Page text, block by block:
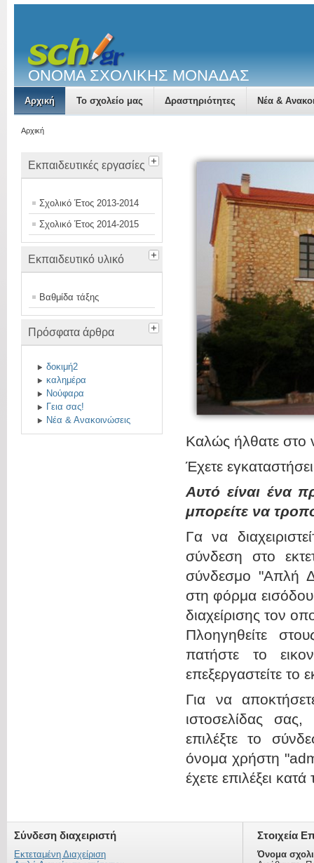
ΟΝΟΜΑ ΣΧΟΛΙΚΗΣ ΜΟΝΑΔΑΣ
Αρχική Το σχολείο μας Δραστηριότητες Νέα &
Αρχική
Εκπαιδευτικές εργασίες
Σχολικό Έτος 2013-2014
Σχολικό Έτος 2014-2015
Εκπαιδευτικό υλικό
Βαθμίδα τάξης
Πρόσφατα άρθρα
δοκιμή2
καλημέρα
Νούφαρα
Γεια σας!
Νέα & Ανακοινώσεις
Καλώς ήλθατε
Έχετε
Αυτό είναι ένα
μπορείτε να
Γα να
σύνδεση στο
σύνδεσμο "Απλή
στη φόρμα
διαχείρισης τον
Πλοηγηθείτε
πατήστε το
επεξεργαστείτε το
Για να
ιστοσελίδας
επιλέξτε το
όνομα χρήστη
έχετε επιλέξει
Σύνδεση διαχειριστή
Εκτεταμένη Διαχείριση
Στοιχεία
Όνομα